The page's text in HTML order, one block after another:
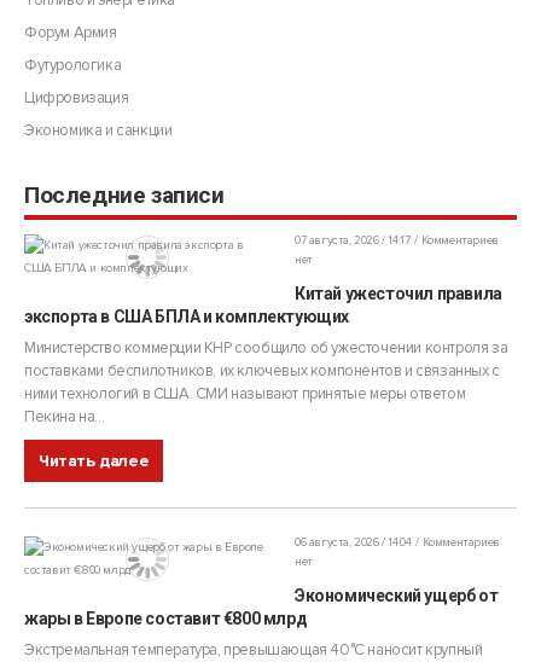
Форум Армия
Футурологика
Цифровизация
Экономика и санкции
Последние записи
07 августа, 2026 / 14:17
Комментариев
нет
Китай ужесточил правила
экспорта в США БПЛА и комплектующих
Министерство коммерции КНР сообщило об ужесточении контроля за
поставками беспилотников, их ключевых компонентов и связанных с
ними технологий в США. СМИ называют принятые меры ответом
Пекина на...
Читать далее
06 августа, 2026 / 14:04
Комментариев
нет
Экономический ущерб от
жары в Европе составит €800 млрд
Экстремальная температура, превышающая 40°C наносит крупный